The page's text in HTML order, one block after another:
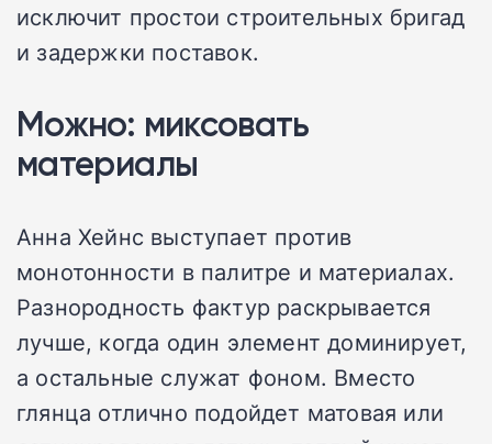
исключит простои строительных бригад
и задержки поставок.
Можно: миксовать
материалы
Анна Хейнс выступает против
монотонности в палитре и материалах.
Разнородность фактур раскрывается
лучше, когда один элемент доминирует,
а остальные служат фоном. Вместо
глянца отлично подойдет матовая или